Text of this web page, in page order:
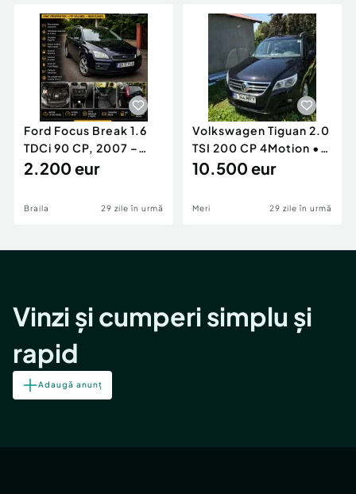
Servicii
Animale de companie
Afaceri și echipamente profesionale
Inchiriere Bunuri si Vehicule
Utilaje agricole si industriale
Piese auto si accesorii
Dacia Duster
Ford Focus Break 1.6
TDCi 90 CP, 2007 –
Unic proprietar, ITP
2.200 eur
Braila 29 zile în urmă
Volkswagen Tiguan 2.0
TSI 200 CP 4Motion •
2009 • Manual •
10.500 eur
Meri 29 zile în urmă
Vinzi și cumperi simplu și
rapid
Adaugă anunț